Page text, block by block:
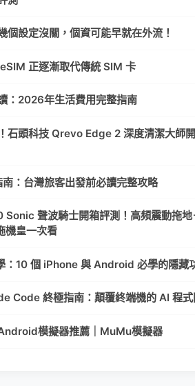
個設定沒關，個資可能早就在外流！
正逐漸取代傳統 SIM 卡
：2026年生活費用完整指南
石頭科技 Qrevo Edge 2 深度清潔大師
：台灣旅客出發前必讀完整攻略
Sonic 聲波騎士開箱評測！高頻震動拖
機皇一次看
：10 個 iPhone 與 Android 必學的隱藏
Code 終極指南：顛覆終端機的 AI 程式
模擬器推薦｜MuMu模擬器